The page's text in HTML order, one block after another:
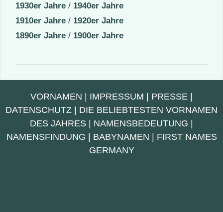
1930er Jahre / 1940er Jahre
1910er Jahre / 1920er Jahre
1890er Jahre / 1900er Jahre
VORNAMEN | IMPRESSUM | PRESSE |
DATENSCHUTZ | DIE BELIEBTESTEN VORNAMEN
DES JAHRES | NAMENSBEDEUTUNG |
NAMENSFINDUNG | BABYNAMEN | FIRST NAMES
GERMANY